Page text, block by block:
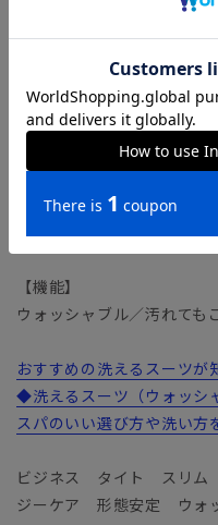
【生地】 ELANCO+（エ
ECO（自然や環境保全）
味する『ELANCO』。染
使用電力の削減、汚染物
にやさしいファブリックで
タテヨコ異なる細さの糸
実現。ヨコ糸には弾性繊
化。さらにご家庭で洗え
用性と風合いを両立した
【機能】
ウォッシャブル／汚れても
おすすめの洗えるスーツが
◆洗えるスーツ（ウォッシ
スパのいい選び方や洗い方
ビジネス タイト スリ
ジーケア 形態安定 ウォ